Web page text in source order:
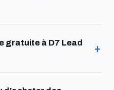
gratuite à D7 Lead